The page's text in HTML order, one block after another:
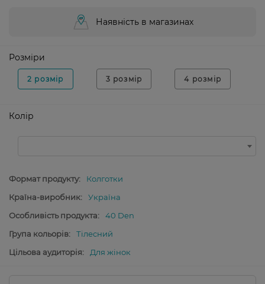
Наявність в магазинах
Розміри
2 розмір 3 розмір 4 розмір
Колір
Формат продукту:
Колготки
Країна-виробник:
Україна
Особливість продукта:
40 Den
Група кольорів:
Тілесний
Цільова аудиторія:
Для жінок